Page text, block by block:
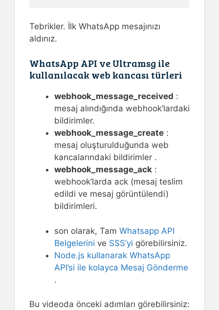
Tebrikler. İlk WhatsApp mesajınızı
aldınız.
WhatsApp API ve Ultramsg ile
kullanılacak web kancası türleri
webhook_message_received :
mesaj alındığında webhook’lardaki
bildirimler.
webhook_message_create :
mesaj oluşturulduğunda web
kancalarındaki bildirimler .
webhook_message_ack :
webhook’larda ack (mesaj teslim
edildi ve mesaj görüntülendi)
bildirimleri.
son olarak, Tam Whatsapp API
Belgelerini ve SSS’yi görebilirsiniz.
Node.js kullanarak WhatsApp
API’si ile kolayca Mesaj Gönderme
.
Bu videoda önceki adımları görebilirsiniz: